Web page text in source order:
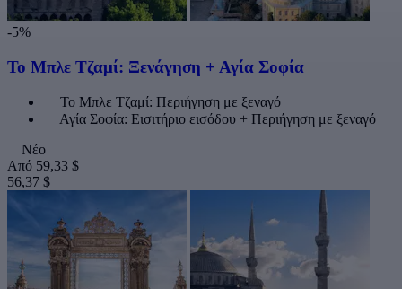
-5%
Το Μπλε Τζαμί: Ξενάγηση + Αγία Σοφία
Το Μπλε Τζαμί: Περιήγηση με ξεναγό
Αγία Σοφία: Εισιτήριο εισόδου + Περιήγηση με ξεναγό
Νέο
Από 59,33 $
56,37 $